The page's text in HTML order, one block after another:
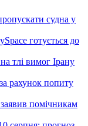
судна у
готується до
тлі вимог Ірану
рахунок попиту
помічникам